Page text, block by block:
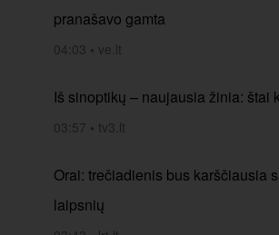
pranašavo gamta
04:03 • ve.lt
Iš sinoptikų – naujausia žinia: štai
03:57 • tv3.lt
Orai: trečiadienis bus karščiausia
laipsnių